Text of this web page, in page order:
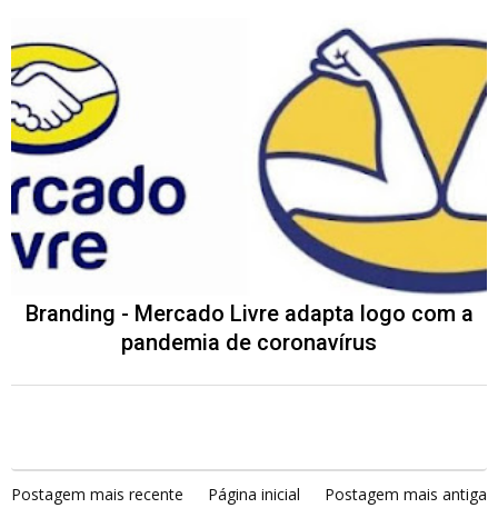
Branding - Mercado Livre adapta logo com a
pandemia de coronavírus
Postagem mais recente Página inicial Postagem mais antiga